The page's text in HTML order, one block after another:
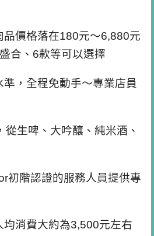
品價格落在180元～6,880元
合、6款等可以選擇
，全程免動手～專業店員
生啤、大吟釀、純米酒、
初階認證的服務人員提供專
均消費大約為3,500元左右